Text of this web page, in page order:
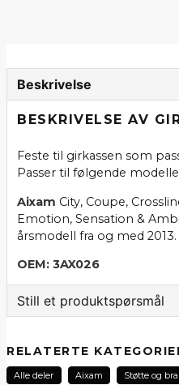
Beskrivelse
BESKRIVELSE AV
Feste til girkassen som
Passer til følgende
Aixam City, Coupe,
Emotion, Sensation &
årsmodell fra og med 2013.
OEM: 3AX026
Still et produktspørsmål
Spør oss noe om dette
RELATERTE
Alle deler Aixam Støtte og